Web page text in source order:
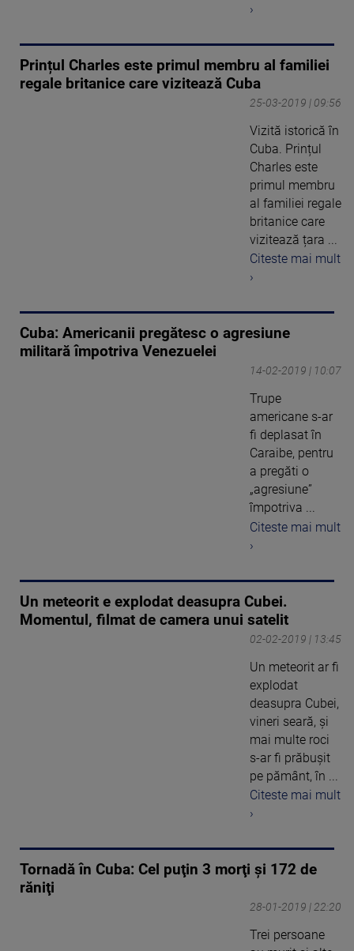
›
Prințul Charles este primul membru al familiei
regale britanice care vizitează Cuba
25-03-2019 | 09:56
Vizită istorică în
Cuba. Prințul
Charles este
primul membru
al familiei regale
britanice care
vizitează țara ...
Citeste mai mult
›
Cuba: Americanii pregătesc o agresiune
militară împotriva Venezuelei
14-02-2019 | 10:07
Trupe
americane s-ar
fi deplasat în
Caraibe, pentru
a pregăti o
„agresiune”
împotriva ...
Citeste mai mult
›
Un meteorit e explodat deasupra Cubei.
Momentul, filmat de camera unui satelit
02-02-2019 | 13:45
Un meteorit ar fi
explodat
deasupra Cubei,
vineri seară, și
mai multe roci
s-ar fi prăbușit
pe pământ, în ...
Citeste mai mult
›
Tornadă în Cuba: Cel puţin 3 morţi şi 172 de
răniţi
28-01-2019 | 22:20
Trei persoane